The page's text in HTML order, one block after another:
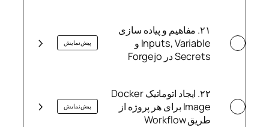
​۲۱. مفاهیم و پیاده سازی
Inputs, Variable و
Secrets در Forgejo
پیش‌نمایش
​۲۲. ایجاد اتوماتیک Docker
Image برای هر پروژه از
طریق Workflow​
پیش‌نمایش